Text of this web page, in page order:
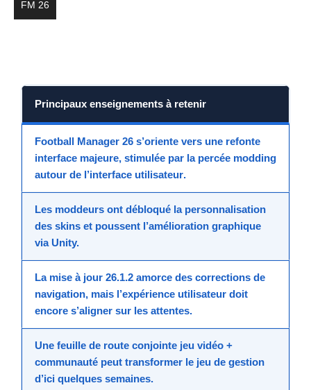
FM 26
Principaux enseignements à retenir
Football Manager 26 s’oriente vers une refonte
interface majeure, stimulée par la percée modding
autour de l’interface utilisateur.
Les moddeurs ont débloqué la personnalisation
des skins et poussent l’amélioration graphique
via Unity.
La mise à jour 26.1.2 amorce des corrections de
navigation, mais l’expérience utilisateur doit
encore s’aligner sur les attentes.
Une feuille de route conjointe jeu vidéo +
communauté peut transformer le jeu de gestion
d’ici quelques semaines.